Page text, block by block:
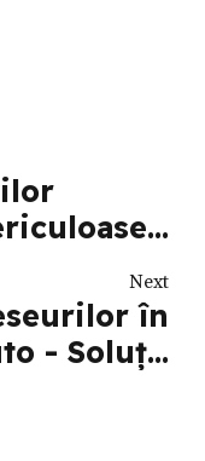
Next
în
- Soluții